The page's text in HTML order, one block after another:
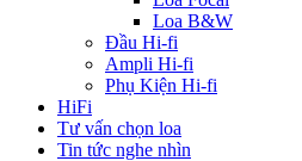
Loa B&W
Đầu Hi-fi
Ampli Hi-fi
Phụ Kiện Hi-fi
HiFi
Tư vấn chọn loa
Tin tức nghe nhìn